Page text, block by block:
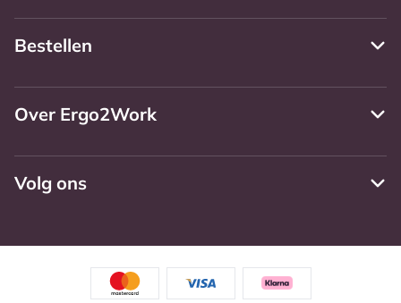
Bestellen
Over Ergo2Work
Volg ons